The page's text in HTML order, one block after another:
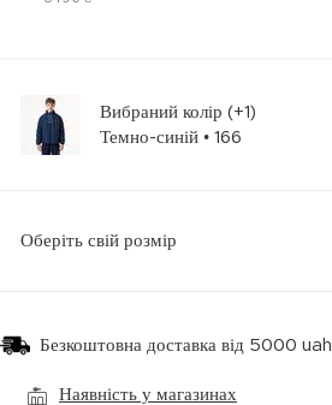
Вибраний колір (+1)
Темно-синій • 166
Оберіть свій розмір
Безкоштовна доставка від 5000 uah
Наявність у магазинах